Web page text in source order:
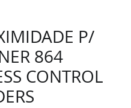
P/
864
CONTROL